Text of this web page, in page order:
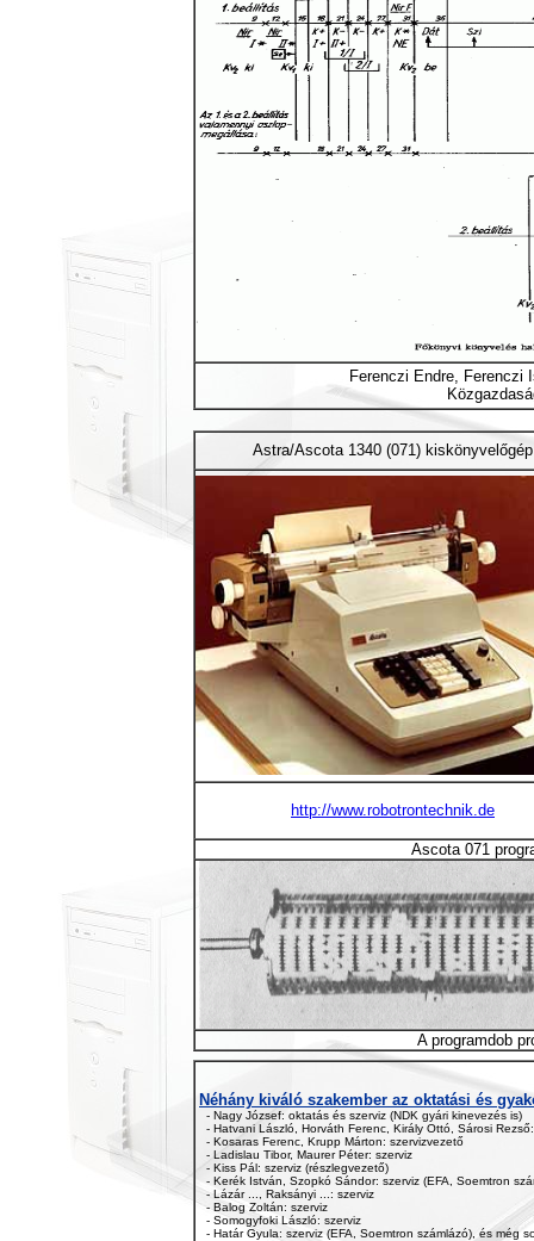
Ferenczi Endre, Ferenczi
Astra/Ascota 1340 (071) kiskönyvelőgép
http://www.robotrontechnik.de
Ascota 071
A programdob
Néhány kiváló szakember az oktatási és
- Nagy József: oktatás és szerviz (NDK gyári kinevezés is)
- Hatvani László, Horváth Ferenc, Király Ottó, Sárosi
- Kosaras Ferenc, Krupp Márton: szervizvezető
- Ladislau Tibor, Maurer Péter: szerviz
- Kiss Pál: szerviz (részlegvezető)
- Kerék István, Szopkó Sándor: szerviz (EFA, Soemtron
- Lázár ..., Raksányi ...: szerviz
- Balog Zoltán: szerviz
- Somogyfoki László: szerviz
- Határ Gyula: szerviz (EFA, Soemtron számlázó), és még